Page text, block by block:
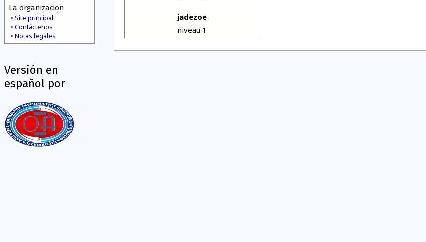
La organizacion
Site principal
Contáctenos
Notas legales
Versión en
español por
jadezoe
niveau 1